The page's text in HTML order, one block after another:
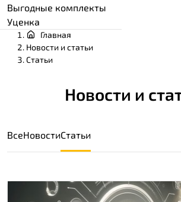
Выгодные комплекты
Уценка
Главная
Новости и статьи
Статьи
Новости и
ВсеНовостиСтатьи